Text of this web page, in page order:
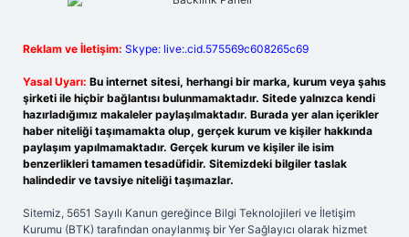
Reklam ve İletişim: Skype: live:.cid.575569c608265c69
Yasal Uyarı: Bu internet sitesi, herhangi bir marka, kurum veya şahıs
şirketi ile hiçbir bağlantısı bulunmamaktadır. Sitede yalnızca kendi
hazırladığımız makaleler paylaşılmaktadır. Burada yer alan içerikler
haber niteliği taşımamakta olup, gerçek kurum ve kişiler hakkında
paylaşım yapılmamaktadır. Gerçek kurum ve kişiler ile isim
benzerlikleri tamamen tesadüfidir. Sitemizdeki bilgiler taslak
halindedir ve tavsiye niteliği taşımazlar.
Sitemiz, 5651 Sayılı Kanun gereğince Bilgi Teknolojileri ve İletişim
Kurumu (BTK) tarafından onaylanmış bir Yer Sağlayıcı olarak hizmet